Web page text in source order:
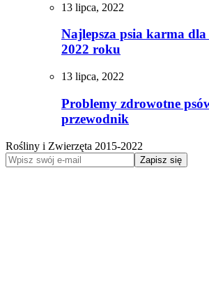
13 lipca, 2022
Najlepsza psia karma
2022 roku
13 lipca, 2022
Problemy zdrowotne
przewodnik
Rośliny i Zwierzęta 2015-2022
Zapisz się